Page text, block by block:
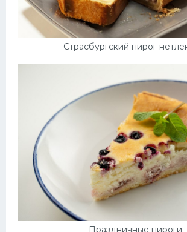
Страсбургский пирог
Праздничные пироги